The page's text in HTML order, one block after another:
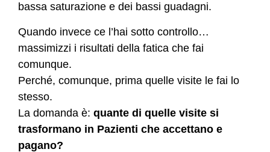
bassa saturazione e dei bassi guadagni.
Quando invece ce l’hai sotto controllo…
massimizzi i risultati della fatica che fai
comunque.
Perché, comunque, prima quelle visite le fai lo
stesso.
La domanda è: quante di quelle visite si
trasformano in Pazienti che accettano e
pagano?